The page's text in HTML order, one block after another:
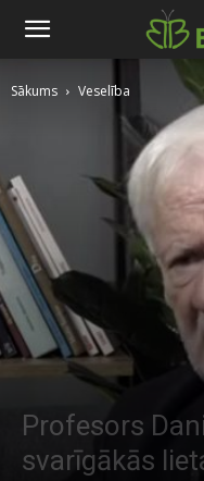
Sākums Veselība
Profesors
svarīgākās